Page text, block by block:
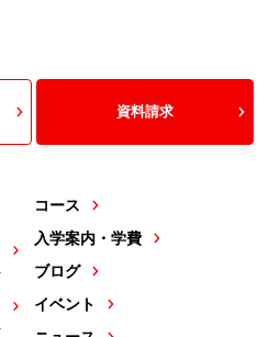
コース
入学案内・学費
ブログ
イベント
資料請求